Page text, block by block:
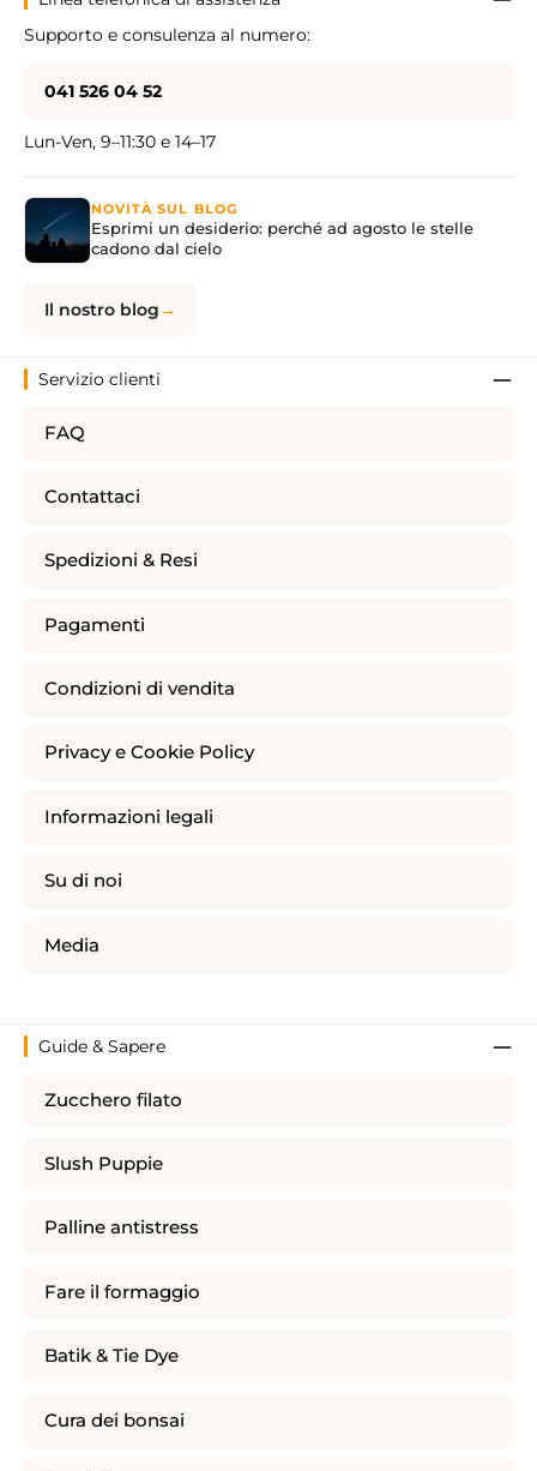
Supporto e consulenza al numero:
041 526 04 52
Lun-Ven, 9–11:30 e 14–17
NOVITÀ SUL BLOG
Esprimi un desiderio: perché ad agosto le stelle
cadono dal cielo
Il nostro blog
Servizio clienti
FAQ
Contattaci
Spedizioni & Resi
Pagamenti
Condizioni di vendita
Privacy e Cookie Policy
Informazioni legali
Su di noi
Media
Guide & Sapere
Zucchero filato
Slush Puppie
Palline antistress
Fare il formaggio
Batik & Tie Dye
Cura dei bonsai